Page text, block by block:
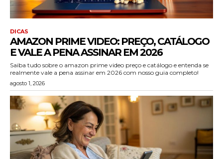
DICAS
AMAZON PRIME VIDEO: PREÇO, CATÁLOGO
E VALE A PENA ASSINAR EM 2026
Saiba tudo sobre o amazon prime video preço e catálogo e entenda se
realmente vale a pena assinar em 2026 com nosso guia completo!
agosto 1, 2026